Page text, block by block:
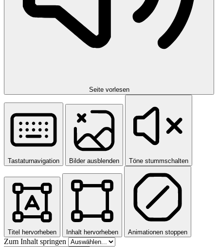
Seite vorlesen
Tastaturnavigation Bilder ausblenden Töne stummschalten
Titel hervorheben Inhalt hervorheben Animationen stoppen
Zum Inhalt springen